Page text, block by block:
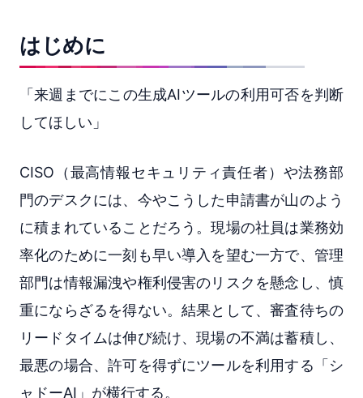
はじめに
「来週までにこの生成AIツールの利用可否を判断
してほしい」
CISO（最高情報セキュリティ責任者）や法務部
門のデスクには、今やこうした申請書が山のよう
に積まれていることだろう。現場の社員は業務効
率化のために一刻も早い導入を望む一方で、管理
部門は情報漏洩や権利侵害のリスクを懸念し、慎
重にならざるを得ない。結果として、審査待ちの
リードタイムは伸び続け、現場の不満は蓄積し、
最悪の場合、許可を得ずにツールを利用する「シ
ャドーAI」が横行する。